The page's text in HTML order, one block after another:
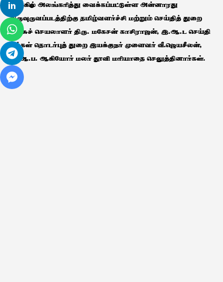
0
அருகில் அலங்கரித்து வைக்கப்பட்டுள்ள அன்னாரது
திருவுருவப்படத்திற்கு தமிழ்வளர்ச்சி மற்றும் செய்தித் துறை
அரசுச் செயலாளர் திரு. மகேசன் காசிராஜன், இ.ஆ.ட செய்தி
மக்கள் தொடர்புத் துறை இயக்குநர் முளைவர் வீ.ஜெயசீலன்,
இ.ஆ.ப. ஆகியோர் மலர் தூவி மரியாதை செலுத்தினார்கள்.